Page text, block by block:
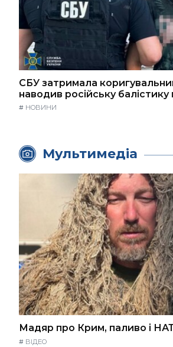
СБУ затримала
наводив російську
# НОВИНИ
Мультимедіа
Мадяр про Крим, паливо і
# ВІДЕО